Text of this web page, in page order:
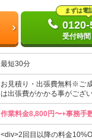
まずは電
受付時
最短30分
お見積り・出張費無料※ご
は出張費がかかる事がござ
作業料金8,800円〜+事務手
<div>2回目以降の料金